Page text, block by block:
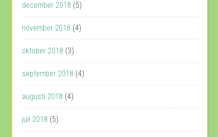
december 2018 (5)
november 2018 (4)
oktober 2018 (3)
september 2018 (4)
augusti 2018 (4)
juli 2018 (5)